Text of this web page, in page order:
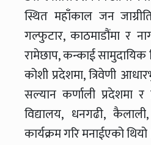
स्थित महाँकाल जन
गल्फुटार, काठमाडौंमा र
रामेछाप, कन्काई सामुदायिक
कोशी प्रदेशमा, त्रिवेणी
सल्यान कर्णाली प्रदेशमा
विद्यालय, धनगढी,
कार्यक्रम गरि मनाईएको थियो